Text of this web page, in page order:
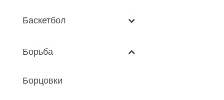
Баскетбол
Борьба
Борцовки